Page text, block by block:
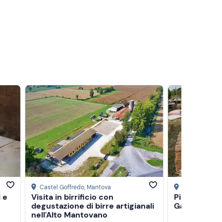
e
Castel Goffredo, Mantova
Visita in birrificio con
degustazione di birre artigianali
nell'Alto Mantovano
Picnic tra i
Garda a